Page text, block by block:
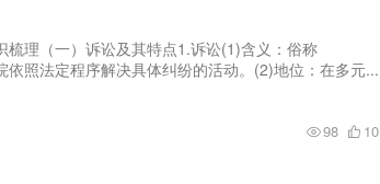
理（一）诉讼及其特点1.诉讼(1)含义：俗称
依照法定程序解决具体纠纷的活动。(2)地位：在多元...
98 10